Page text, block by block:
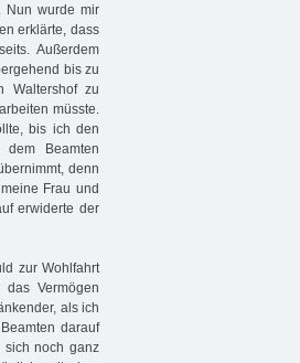
Nun wurde mir
erklärte, dass
Außerdem
bis zu
Waltershof zu
müsste.
bis ich den
dem Beamten
denn
Frau und
erwiderte der
zur Wohlfahrt
Vermögen
als ich
darauf
sich noch ganz